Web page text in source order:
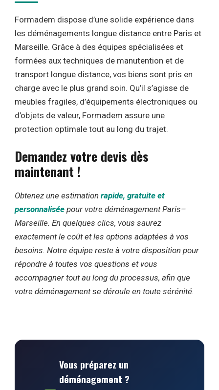
Formadem dispose d’une solide expérience dans
les déménagements longue distance entre Paris et
Marseille. Grâce à des équipes spécialisées et
formées aux techniques de manutention et de
transport longue distance, vos biens sont pris en
charge avec le plus grand soin. Qu’il s’agisse de
meubles fragiles, d’équipements électroniques ou
d’objets de valeur, Formadem assure une
protection optimale tout au long du trajet.
Demandez votre devis dès
maintenant !
Obtenez une estimation rapide, gratuite et
personnalisée pour votre déménagement Paris–
Marseille. En quelques clics, vous saurez
exactement le coût et les options adaptées à vos
besoins. Notre équipe reste à votre disposition pour
répondre à toutes vos questions et vous
accompagner tout au long du processus, afin que
votre déménagement se déroule en toute sérénité.
Vous préparez un
déménagement ?